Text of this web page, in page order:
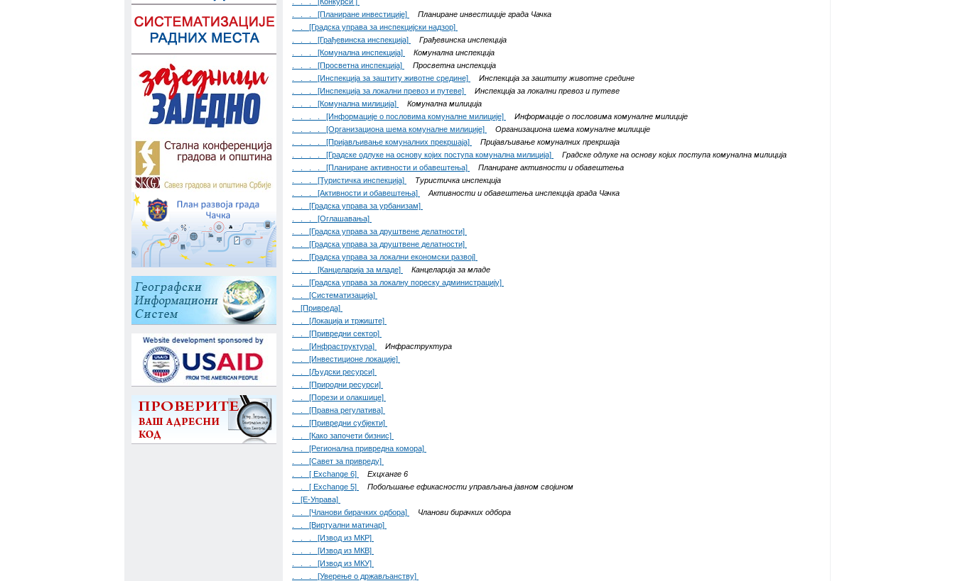
. . . [Планиране инвестиције]
Планиране инвестиције града Чачка
. . [Градска управа за инспекцијски надзор]
. . . [Грађевинска инспекција]
Грађевинска инспекција
. . . [Комунална инспекција]
Комунална инспекција
. . . [Просветна инспекција]
Просветна инспекција
. . . [Инспекција за заштиту животне средине]
Инспекција за заштиту животне средине
. . . [Инспекција за локални превоз и путеве]
Инспекција за локални превоз и путеве
. . . [Комунална милиција]
Комунална милиција
. . . . [Информације о пословима комуналне милиције]
Информације о пословима комуналне милиције
. . . . [Организациона шема комуналне милиције]
Организациона шема комуналне милиције
. . . . [Пријављивање комуналних прекршаја]
Пријављивање комуналних прекршаја
. . . . [Градске одлуке на основу којих поступа комунална милиција]
Градске одлуке на основу којих поступа комунална милиција
. . . . [Планиране активности и обавештења]
Планиране активности и обавештења
. . . [Туристичка инспекција]
Туристичка инспекција
. . . [Активности и обавештења]
Активности и обавештења инспекција града Чачка
. . [Градска управа за урбанизам]
. . . [Оглашавања]
. . [Градска управа за друштвене делатности]
. . [Градска управа за друштвене делатности]
. . [Градска управа за локални економски развој]
. . . [Канцеларија за младе]
Канцеларија за младе
. . [Градска управа за локалну пореску администрацију]
. . [Систематизација]
. [Привреда]
. . [Локација и тржиште]
. . [Привредни сектор]
. . [Инфраструктура]
Инфраструктура
. . [Инвестиционе локације]
. . [Људски ресурси]
. . [Природни ресурси]
. . [Порези и олакшице]
. . [Правна регулатива]
. . [Привредни субјекти]
. . [Како започети бизнис]
. . [Регионална привредна комора]
. . [Савет за привреду]
. . [ Exchange 6]
Еxцханге 6
. . [ Exchange 5]
Побољшање ефикасности управљања јавном својином
. [Е-Управа]
. . [Чланови бирачких одбора]
Чланови бирачких одбора
. . [Виртуални матичар]
. . . [Извод из МКР]
. . . [Извод из МКВ]
. . . [Извод из МКУ]
. . . [Уверење о држављанству]